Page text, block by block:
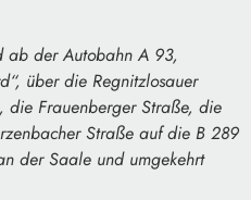
ab der Autobahn A 93,
über die Regnitzlosauer
die Frauenberger Straße, die
Straße auf die B 289
der Saale und umgekehrt